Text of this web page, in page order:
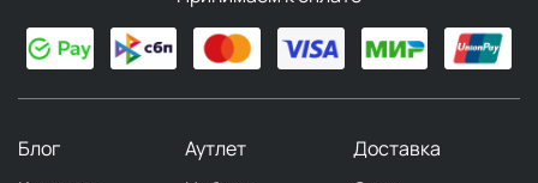
Блог Аутлет
Доставка